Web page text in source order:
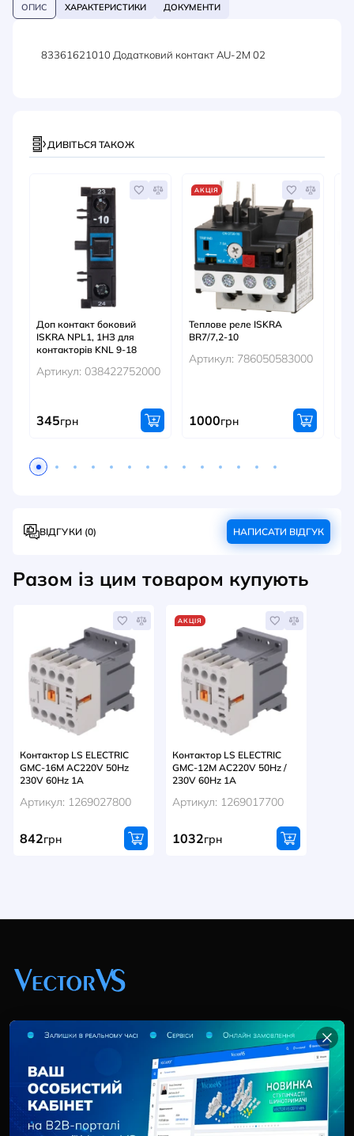
ОПИС ХАРАКТЕРИСТИКИ ДОКУМЕНТИ
83361621010 Додатковий контакт AU-2M 02
ДИВІТЬСЯ ТАКОЖ
Доп контакт боковий
ISKRA NPL1, 1HЗ для
контакторів KNL 9-18
Артикул: 038422752000
345грн
АКЦІЯ
Теплове реле ISKRA
BR7/7,2-10
Артикул: 786050583000
1000грн
ВІДГУКИ (0) НАПИСАТИ ВІДГУК
Разом із цим товаром купують
Контактор LS ELECTRIC
GMC-16M AC220V 50Hz
230V 60Hz 1A
Артикул: 1269027800
842грн
АКЦІЯ
Контактор LS ELECTRIC
GMC-12M AC220V 50Hz /
230V 60Hz 1A
Артикул: 1269017700
1032грн
+38 (044) 369 51 57
02095, Україна, м. Київ, вул. Трускавецька, 10-В, оф.
info@vector-vs.com